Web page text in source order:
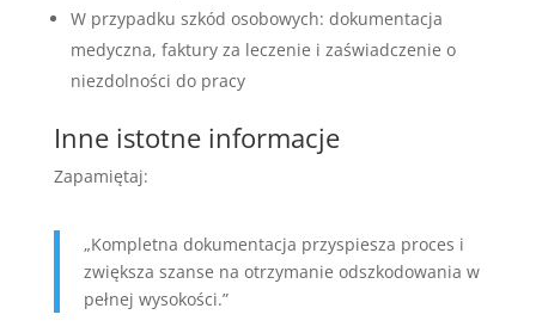
W przypadku szkód osobowych: dokumentacja
medyczna, faktury za leczenie i zaświadczenie o
niezdolności do pracy
Inne istotne informacje
Zapamiętaj:
„Kompletna dokumentacja przyspiesza proces i
zwiększa szanse na otrzymanie odszkodowania w
pełnej wysokości.”